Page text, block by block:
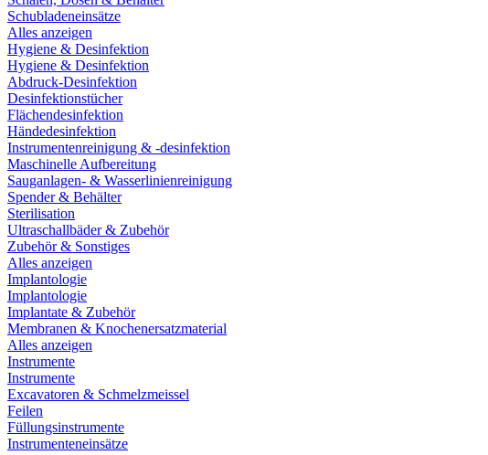
Schubladeneinsätze
Alles anzeigen
Hygiene & Desinfektion
Hygiene & Desinfektion
Abdruck-Desinfektion
Desinfektionstücher
Flächendesinfektion
Händedesinfektion
Instrumentenreinigung & -desinfektion
Maschinelle Aufbereitung
Sauganlagen- & Wasserlinienreinigung
Spender & Behälter
Sterilisation
Ultraschallbäder & Zubehör
Zubehör & Sonstiges
Alles anzeigen
Implantologie
Implantologie
Implantate & Zubehör
Membranen & Knochenersatzmaterial
Alles anzeigen
Instrumente
Instrumente
Excavatoren & Schmelzmeissel
Feilen
Füllungsinstrumente
Instrumenteneinsätze